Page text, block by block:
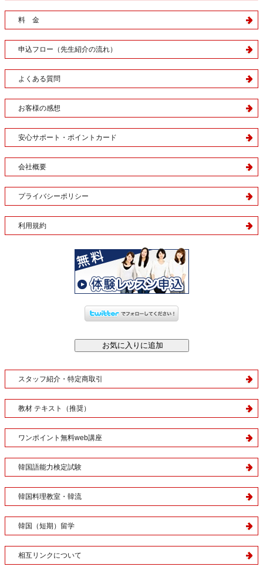
料 金
申込フロー（先生紹介の流れ）
よくある質問
お客様の感想
安心サポート・ポイントカード
会社概要
プライバシーポリシー
利用規約
スタッフ紹介・特定商取引
教材 テキスト（推奨）
ワンポイント無料web講座
韓国語能力検定試験
韓国料理教室・韓流
韓国（短期）留学
相互リンクについて